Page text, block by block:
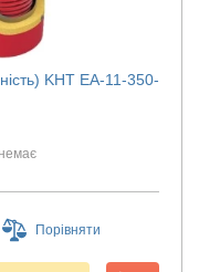
KHT ЕА-11-350-
немає
Порівняти